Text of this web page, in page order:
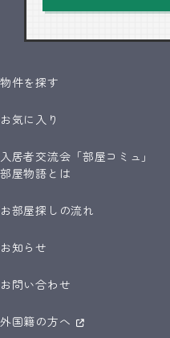
物件を探す
お気に入り
入居者交流会「部屋コミュ」
部屋物語とは
お部屋探しの流れ
お知らせ
お問い合わせ
外国籍の方へ